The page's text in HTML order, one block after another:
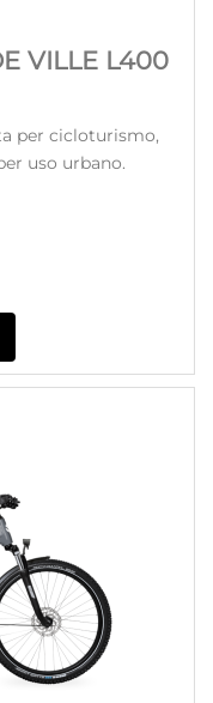
VILLE L400
per cicloturismo,
uso urbano.